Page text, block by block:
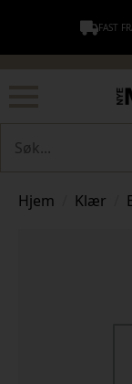
FAST
Hjem Klær